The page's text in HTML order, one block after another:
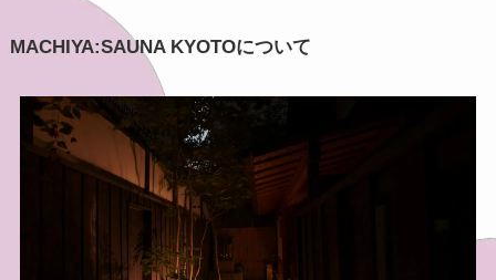
MACHIYA:SAUNA KYOTOについて